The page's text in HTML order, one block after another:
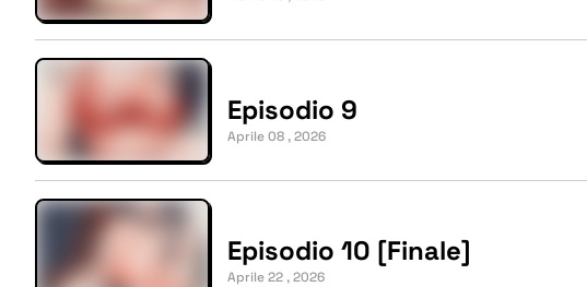
Episodio 9
Aprile 08 , 2026
Episodio 10 [Finale]
Aprile 22 , 2026